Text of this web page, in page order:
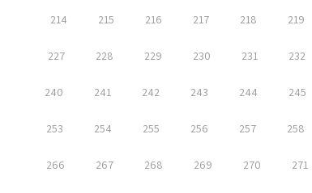
214 215 216 217 218 219
227 228 229 230 231 232
240 241 242 243 244 245
253 254 255 256 257 258
266 267 268 269 270 271